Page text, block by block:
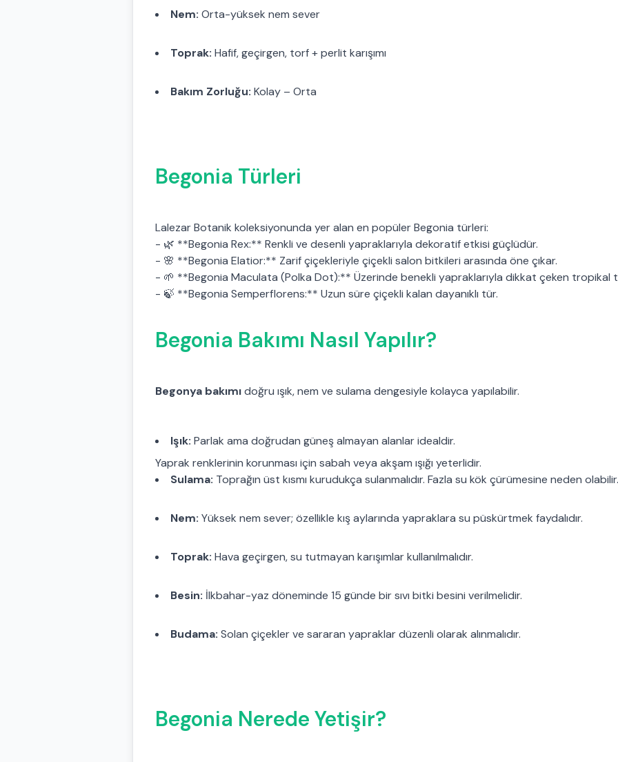
Nem: Orta-yüksek nem sever
Toprak: Hafif, geçirgen, torf + perlit karışımı
Bakım Zorluğu: Kolay – Orta
Begonia Türleri
Lalezar Botanik koleksiyonunda yer alan en popüler Begonia türleri:
- 🌿 **Begonia Rex:** Renkli ve desenli yapraklarıyla dekoratif etkisi güçlüdür.
- 🌸 **Begonia Elatior:** Zarif çiçekleriyle çiçekli salon bitkileri arasında öne çıkar.
- 🌱 **Begonia Maculata (Polka Dot):** Üzerinde benekli yapraklarıyla dikkat çeken
- 🍃 **Begonia Semperflorens:** Uzun süre çiçekli kalan dayanıklı tür.
Begonia Bakımı Nasıl Yapılır?
Begonya bakımıdoğru ışık, nem ve sulama dengesiyle kolayca yapılabilir.
Işık: Parlak ama doğrudan güneş almayan alanlar idealdir.
Yaprak renklerinin korunması için sabah veya akşam ışığı yeterlidir.
Sulama: Toprağın üst kısmı kurudukça sulanmalıdır. Fazla su kök çürümesine neden olabilir.
Nem: Yüksek nem sever; özellikle kış aylarında yapraklara su püskürtmek faydalıdır.
Toprak: Hava geçirgen, su tutmayan karışımlar kullanılmalıdır.
Besin: İlkbahar-yaz döneminde 15 günde bir sıvı bitki besini verilmelidir.
Budama: Solan çiçekler ve sararan yapraklar düzenli olarak alınmalıdır.
Begonia Nerede Yetişir?